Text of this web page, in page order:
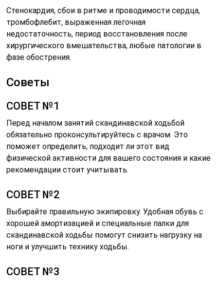
Стенокардия, сбои в ритме и проводимости сердца,
тромбофлебит, выраженная легочная
недостаточность, период восстановления после
хирургического вмешательства, любые патологии в
фазе обострения.
Советы
СОВЕТ №1
Перед началом занятий скандинавской ходьбой
обязательно проконсультируйтесь с врачом. Это
поможет определить, подходит ли этот вид
физической активности для вашего состояния и какие
рекомендации стоит учитывать.
СОВЕТ №2
Выбирайте правильную экипировку. Удобная обувь с
хорошей амортизацией и специальные палки для
скандинавской ходьбы помогут снизить нагрузку на
ноги и улучшить технику ходьбы.
СОВЕТ №3